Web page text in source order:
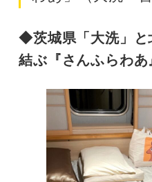
◆茨城県「大洗」と
結ぶ『さんふらわあ